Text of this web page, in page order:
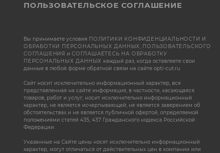
ПОЛЬЗОВАТЕЛЬСКОЕ СОГЛАШЕНИЕ
Вы принимаете условия ПОЛИТИКИ КОНФИДЕНЦИАЛЬНОСТИ И
ОБРАБОТКИ ПЕРСОНАЛЬНЫХ ДАННЫХ, ПОЛЬЗОВАТЕЛЬСКОГО
СОГЛАШЕНИЯ иСОГЛАШАЕТЕСЬ НА ОБРАБОТКУ
ПЕРСОНАЛЬНЫХ ДАННЫХ каждый раз, когда оставляете свои
данные в любой форме обратной связи на сайте opti-cut.ru
Сайт носит исключительно информационный характер, вся
представленная на сайте информация, в частности, касающаяся
товаров, работ и услуг, носит исключительно информационный
характер, не является исчерпывающей, не является заверением об
обстоятельствах и не является публичной офертой, определяемой
положениями статей 435, 437 Гражданского кодекса Российской
Федерации.
Указанные на Сайте цены носят исключительно информационный
характер, могут отличаться от действительных цен в компании или